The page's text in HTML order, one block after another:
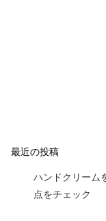
最近の投稿
ハンドクリーム
点をチェック